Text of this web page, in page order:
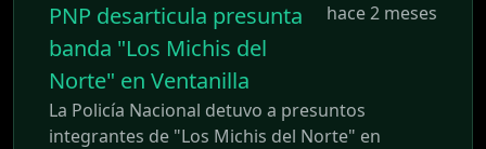
PNP desarticula presunta
banda "Los Michis del
Norte" en Ventanilla
hace 2 meses
La Policía Nacional detuvo a presuntos
integrantes de "Los Michis del Norte" en